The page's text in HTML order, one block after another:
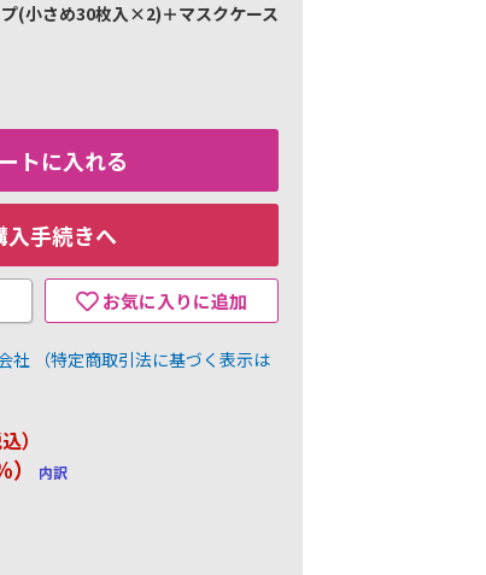
(小さめ30枚入×2)＋マスクケース
トに入れる
入手続きへ
お気に入りに追加
社
（特定商取引法に基づく表示は
込）
内訳